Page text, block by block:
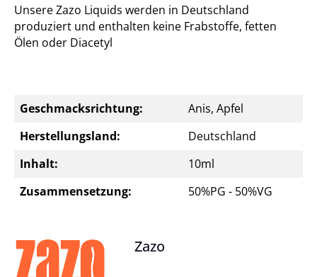
Unsere Zazo Liquids werden in Deutschland
produziert und enthalten keine Frabstoffe, fetten
Ölen oder Diacetyl
Geschmacksrichtung:
Anis, Apfel
Herstellungsland:
Deutschland
Inhalt:
10ml
Zusammensetzung:
50%PG - 50%VG
Zazo